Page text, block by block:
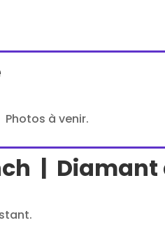
à venir.
| Diamant